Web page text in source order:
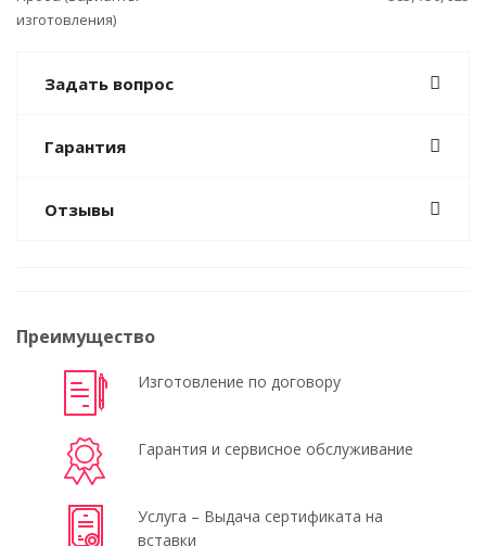
изготовления)
Задать вопрос
Гарантия
Отзывы
Преимущество
Изготовление по договору
Гарантия и сервисное обслуживание
Услуга – Выдача сертификата на
вставки